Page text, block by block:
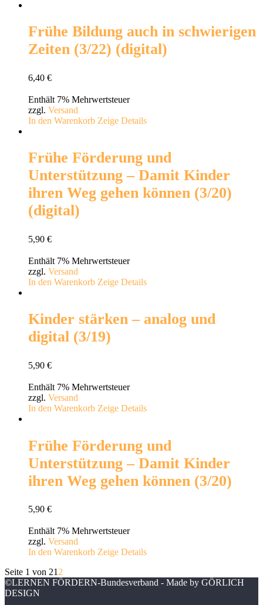
Frühe Bildung auch in schwierigen
Zeiten (3/22) (digital)
6,40 €
Enthält 7% Mehrwertsteuer
zzgl. Versand
In den Warenkorb Zeige Details
Frühe Förderung und
Unterstützung – Damit Kinder
ihren Weg gehen können (3/20)
(digital)
5,90 €
Enthält 7% Mehrwertsteuer
zzgl. Versand
In den Warenkorb Zeige Details
Kinder stärken – analog und
digital (3/19)
5,90 €
Enthält 7% Mehrwertsteuer
zzgl. Versand
In den Warenkorb Zeige Details
Frühe Förderung und
Unterstützung – Damit Kinder
ihren Weg gehen können (3/20)
5,90 €
Enthält 7% Mehrwertsteuer
zzgl. Versand
In den Warenkorb Zeige Details
Seite 1 von 21 2
©LERNEN FÖRDERN-Bundesverband - Made by GÖRLICH
DESIGN